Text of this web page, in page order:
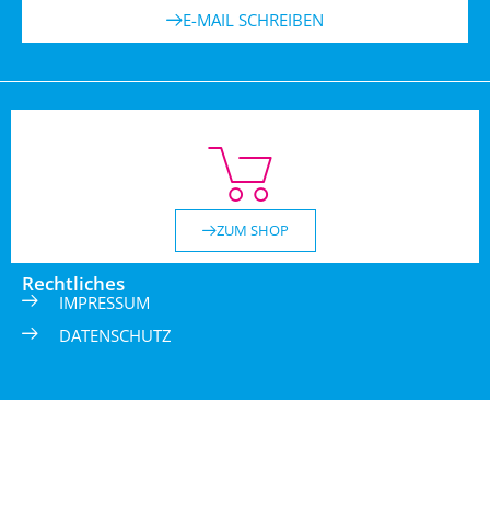
E-MAIL SCHREIBEN
ZUM SHOP
Rechtliches
IMPRESSUM
DATENSCHUTZ